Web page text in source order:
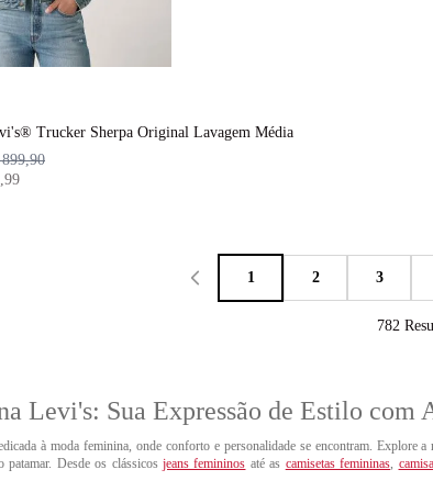
Trucker Sherpa Original Lavagem Média
1 2 3
782
Levi's: Sua Expressão de Estilo com
à moda feminina, onde conforto e personalidade se encontram. Explore
patamar. Desde os clássicosjeans femininos até as camisetas femininas,